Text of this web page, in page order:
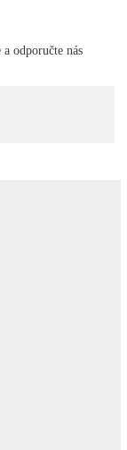
odporučte nás